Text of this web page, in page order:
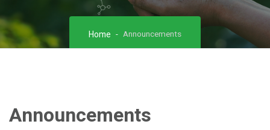
Home Announcements
Announcements